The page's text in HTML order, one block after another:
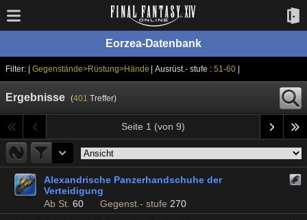
Eorzea-Datenbank
Filter: | Gegenstände>Rüstung>Hände | Ausrüst.- stufe :51-60
Ergebnisse (401 Treffer)
Seite 1 (von 9)
Alexandrische Panzerhandschuhe der
Verteidigung
Ab St. 60 Gegenst.- stufe 270